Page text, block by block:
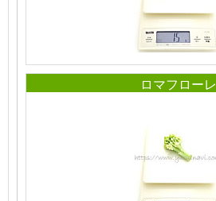
ロマフローレ